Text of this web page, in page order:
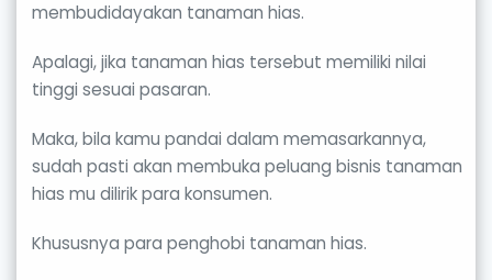
membudidayakan tanaman hias.
Apalagi, jika tanaman hias tersebut memiliki nilai
tinggi sesuai pasaran.
Maka, bila kamu pandai dalam memasarkannya,
sudah pasti akan membuka peluang bisnis tanaman
hias mu dilirik para konsumen.
Khususnya para penghobi tanaman hias.